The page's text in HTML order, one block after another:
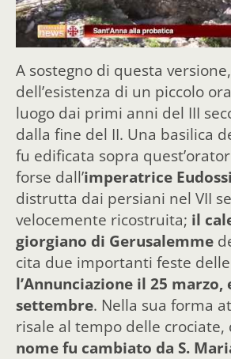
A sostegno di questa
dell’esistenza di un piccolo
luogo dai primi anni del III
dalla fine del II. Una basilica
fu edificata sopra
forse dall’imperatrice
distrutta dai persiani nel VII
velocemente ricostruita; il
giorgiano di Gerusalemme
cita due importanti feste
l’Annunciazione il 25 marzo,
settembre. Nella sua forma
risale al tempo delle crociate,
nome fu cambiato da S.